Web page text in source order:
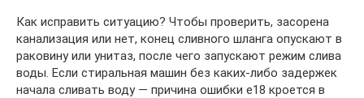
Как исправить ситуацию? Чтобы проверить, засорена
канализация или нет, конец сливного шланга опускают в
раковину или унитаз, после чего запускают режим слива
воды. Если стиральная машин без каких-либо задержек
начала сливать воду — причина ошибки е18 кроется в